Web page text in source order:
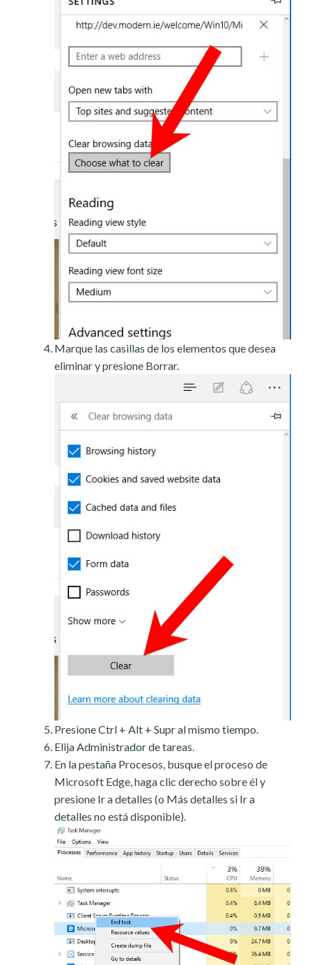
Marque las casillas de los elementos que desea
eliminar y presione Borrar.
Presione Ctrl + Alt + Supr al mismo tiempo.
Elija Administrador de tareas.
En la pestaña Procesos, busque el proceso de
Microsoft Edge, haga clic derecho sobre él y
presione Ir a detalles (o Más detalles si Ir a
detalles no está disponible).